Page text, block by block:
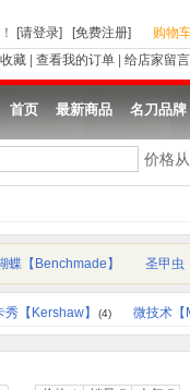
！ [请登录] [免费注册]
购物
藏
查看我的订单 给店家留言
首页 最新商品 名刀品牌
价格
蝶【Benchmade】 圣甲虫
秀【Kershaw】 (4) 微技术【